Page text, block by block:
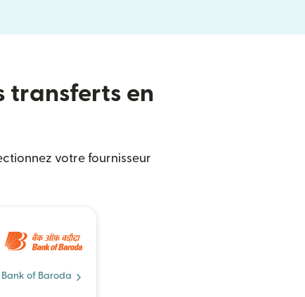
transferts en
votre fournisseur
Bank of Baroda